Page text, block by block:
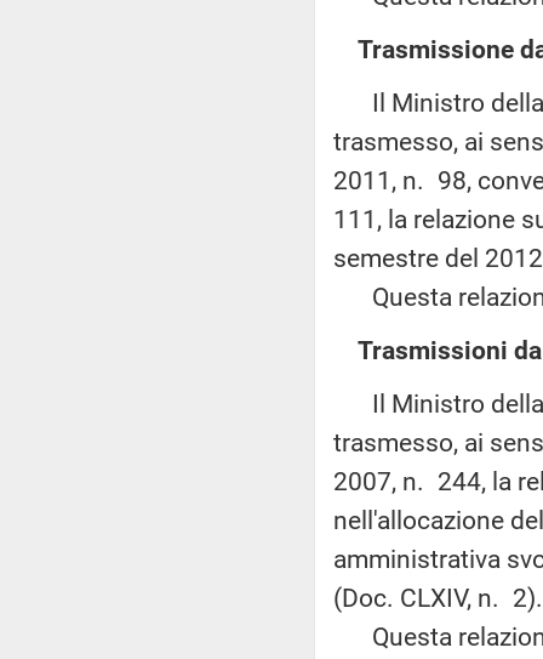
Trasmissione
Il Ministro della
trasmesso, ai
2011, n. 98,
111, la relazione
semestre del
Questa
Trasmissioni
Il Ministro della
trasmesso, ai
2007, n. 244, la
nell'allocazione
amministrativa
(Doc. CLXIV, n. 2).
Questa